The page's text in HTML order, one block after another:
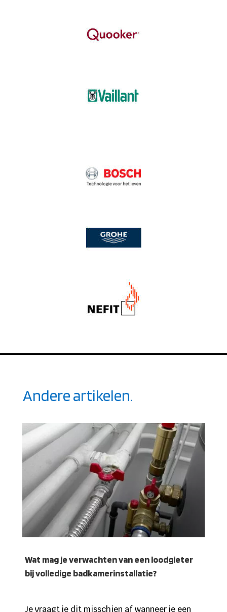
Andere artikelen.
Wat mag je verwachten van een loodgieter
bij volledige badkamerinstallatie?
Je vraagt je dit misschien af wanneer je een